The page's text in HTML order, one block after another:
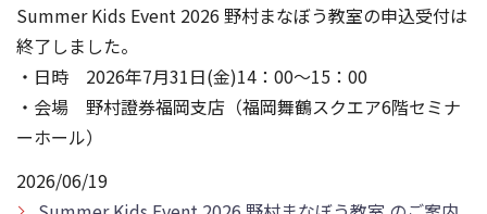
Summer Kids Event 2026 野村まなぼう教室の申込受付は
終了しました。
・日時 2026年7月31日(金)14：00～15：00
・会場 野村證券福岡支店（福岡舞鶴スクエア6階セミナ
ーホール）
2026/06/19